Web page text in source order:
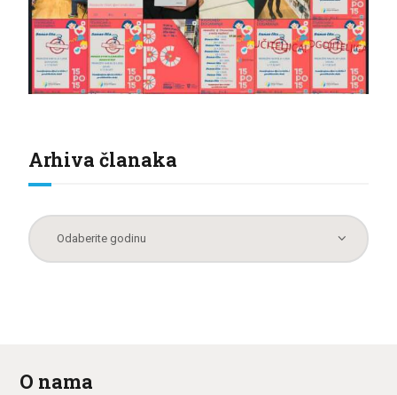
Arhiva članaka
O nama